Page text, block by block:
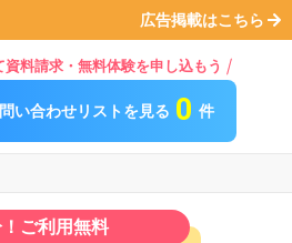
広告掲載はこちら
資料請求・無料体験を申し込もう
い合わせリストを見る 0 件
ご利用無料